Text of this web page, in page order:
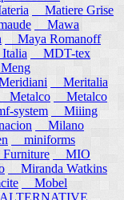
Matiere Grise
Mawa
Maya Romanoff
MDT-tex
Meritalia
Metalco
Metalco
system
Miiing
Milano
miniforms
MIO
Miranda Watkins
Mobel